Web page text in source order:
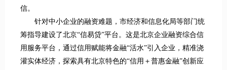
信。
针对中小企业的融资难题，市经济和信息化局等部门统
筹指导建设了北京“信易贷”平台。这是北京企业融资综合信
用服务平台，通过信用赋能将金融“活水”引入企业，精准浇
灌实体经济，探索具有北京特色的“信用＋普惠金融”创新应